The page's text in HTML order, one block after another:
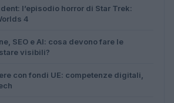
l’episodio horror di Star Trek:
4
SEO e AI: cosa devono fare le
visibili?
con fondi UE: competenze digitali,